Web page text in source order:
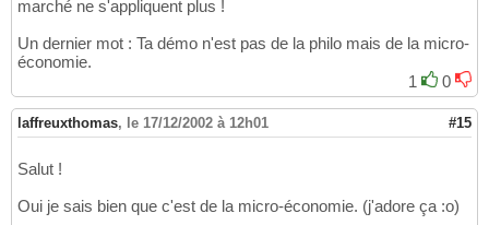
marché ne s'appliquent plus !
Un dernier mot : Ta démo n'est pas de la philo mais de la micro-
économie.
1
0
laffreuxthomas, le 17/12/2002 à 12h01 #15
Salut !
Oui je sais bien que c'est de la micro-économie. (j'adore ça :o)